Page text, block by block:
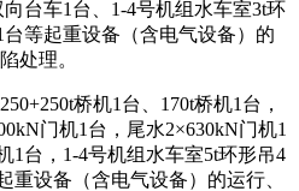
台车1台、1-4号机组水车室3t环
等起重设备（含电气设备）的
处理。
桥机1台、170t桥机1台，
门机1台，尾水2×630kN门机1
1台，1-4号机组水车室5t环形吊4
重设备（含电气设备）的运行、